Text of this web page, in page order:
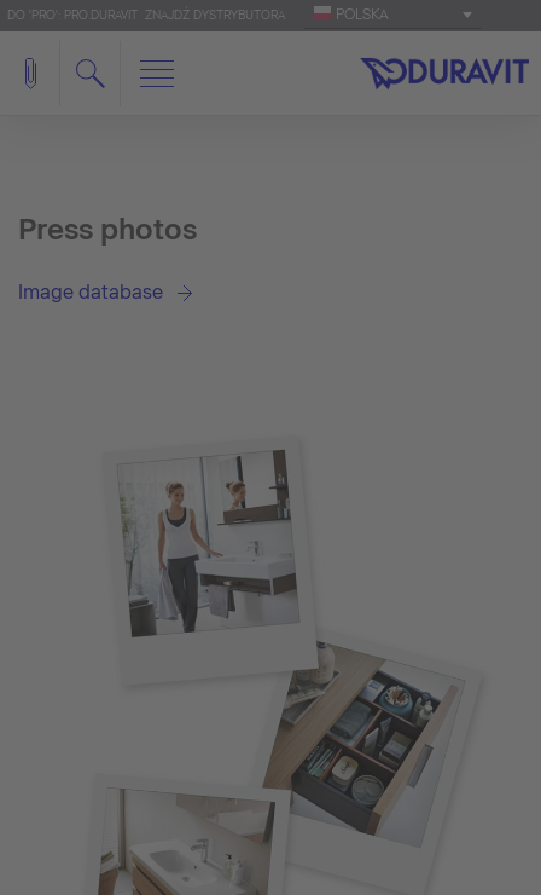
DO 'PRO': PRO.DURAVIT ZNAJDŹ DYSTRYBUTORA POLSKA
Press photos
Image database